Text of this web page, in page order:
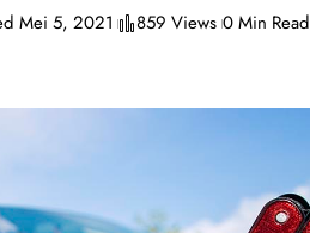
Mei 5, 2021 859 Views 0 Min Read